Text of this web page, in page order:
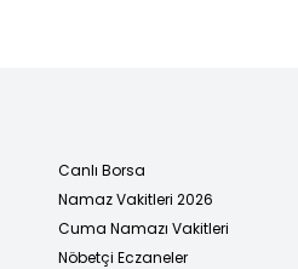
Canlı Borsa
Namaz Vakitleri 2026
Cuma Namazı Vakitleri
Nöbetçi Eczaneler